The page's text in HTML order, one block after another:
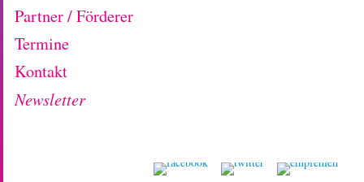
Partner / Förderer
Termine
Kontakt
Newsletter